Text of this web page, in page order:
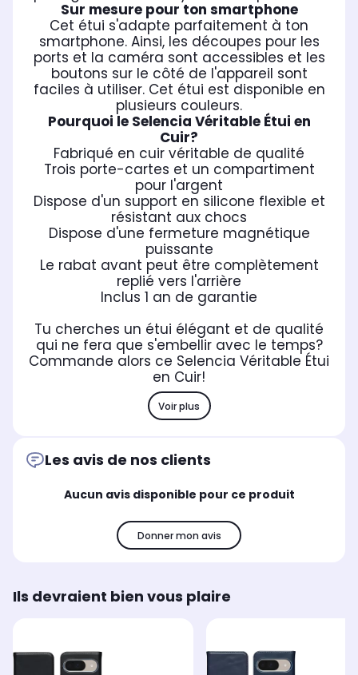
Sur mesure pour ton smartphone
Cet étui s'adapte parfaitement à ton
smartphone. Ainsi, les découpes pour les
ports et la caméra sont accessibles et les
boutons sur le côté de l'appareil sont
faciles à utiliser. Cet étui est disponible en
plusieurs couleurs.
Pourquoi le Selencia Véritable Étui en
Cuir?
Fabriqué en cuir véritable de qualité
Trois porte-cartes et un compartiment
pour l'argent
Dispose d'un support en silicone flexible et
résistant aux chocs
Dispose d'une fermeture magnétique
puissante
Le rabat avant peut être complètement
replié vers l'arrière
Inclus 1 an de garantie
Tu cherches un étui élégant et de qualité
qui ne fera que s'embellir avec le temps?
Commande alors ce Selencia Véritable Étui
en Cuir!
Voir plus
Les avis de nos clients
Aucun avis disponible pour ce produit
Donner mon avis
Ils devraient bien vous plaire